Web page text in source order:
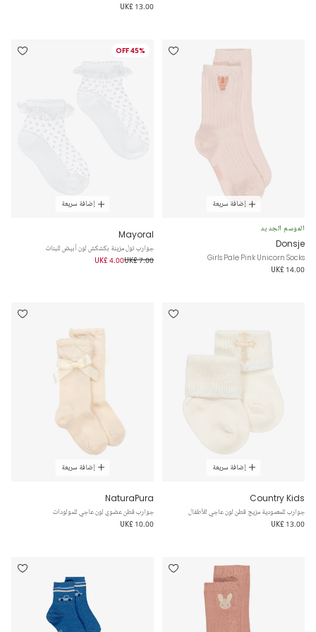
UK£ 13.00
إضافة سريعة
الموسم الجديد
Donsje
Girls Pale Pink Unicorn Socks
UK£ 14.00
45% OFF
إضافة سريعة
Mayoral
جوارب تول مزينة بكشكش لون أبيض للبنات
UK£ 7.00
UK£ 4.00
إضافة سريعة
Country Kids
جوارب للمعمودية مزيج قطن لون عاجي للأطفال
UK£ 13.00
إضافة سريعة
NaturaPura
جوارب قطن عضوي لون عاجي للمولودات
UK£ 10.00